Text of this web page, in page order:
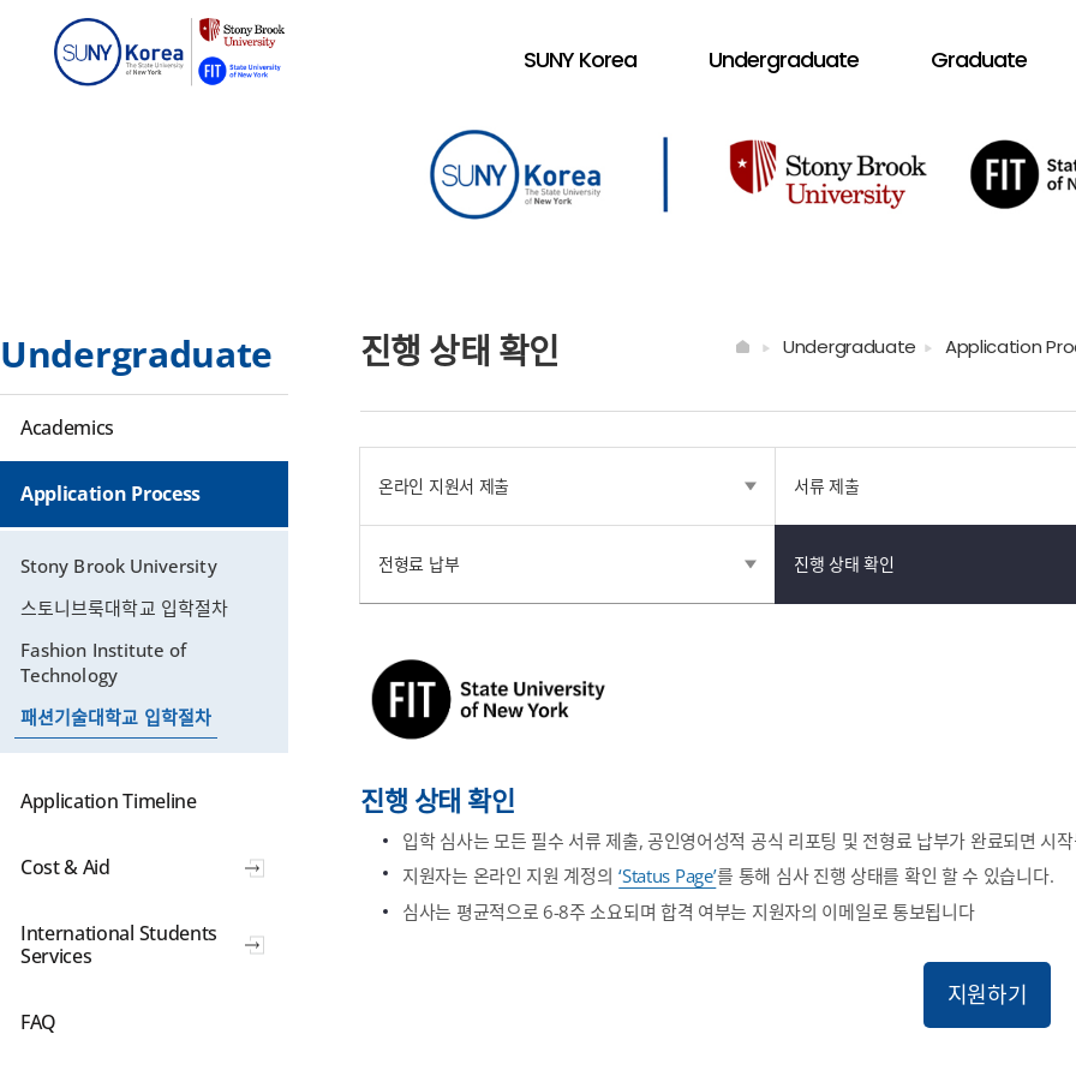
SUNY Korea Undergraduate Graduate
Undergraduate
Academics
Application Process
Stony Brook University
스토니브룩대학교 입학절차
Fashion Institute of
Technology
패션기술대학교 입학절차
Application Timeline
Cost & Aid
International Students
Services
FAQ
진행 상태 확인 Undergraduate Application
온라인 지원서 제출 서류 제출
전형료 납부 진행 상태 확인
진행 상태 확인
입학 심사는 모든 필수 서류 제출, 공인영어성적 공식 리포팅 및 전형료 납부가 완료되면 시
지원자는 온라인 지원 계정의 ‘Status Page’를 통해 심사 진행 상태를 확인 할 수 있습니다.
심사는 평균적으로 6-8주 소요되며 합격 여부는 지원자의 이메일로 통보됩니다
지원하기